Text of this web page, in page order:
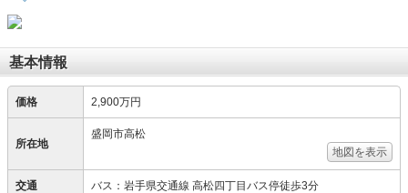
基本情報
価格 2,900万円
所在地
盛岡市高松
地図を表示
交通 バス：岩手県交通線 高松四丁目バス停徒歩3分